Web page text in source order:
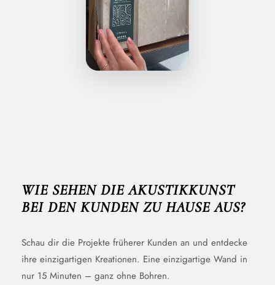
WIE SEHEN DIE AKUSTIKKUNST
BEI DEN KUNDEN ZU HAUSE AUS?
Schau dir die Projekte früherer Kunden an und entdecke
ihre einzigartigen Kreationen. Eine einzigartige Wand in
nur 15 Minuten – ganz ohne Bohren.